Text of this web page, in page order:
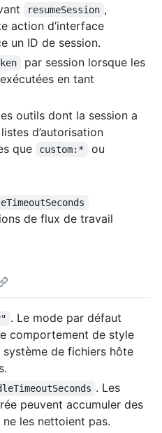
resumeSession ,
action d’interface
un ID de session.
par session lorsque les
en tant
outils dont la session a
d’autorisation
que
custom:* ou
de flux de travail
. Le mode par défaut
comportement de style
de fichiers hôte
. Les
peuvent accumuler des
ne les nettoient pas.